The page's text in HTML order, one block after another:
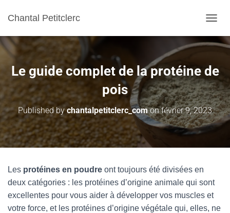
Chantal Petitclerc
Le guide complet de la protéine de
pois
Published bychantalpetitclerc_comonfévrier 9, 2023
Les protéines en poudre ont toujours été divisées en
deux catégories : les protéines d’origine animale qui sont
excellentes pour vous aider à développer vos muscles et
votre force, et les protéines d’origine végétale qui, elles, ne